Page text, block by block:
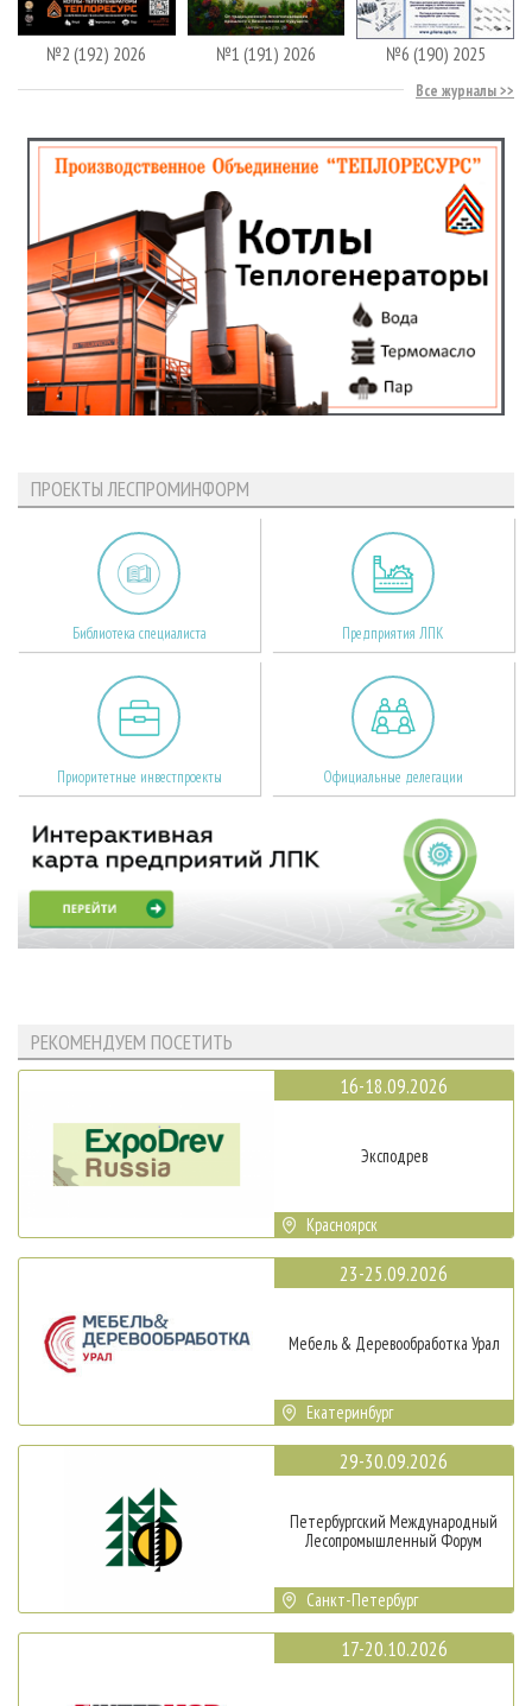
№2 (192) 2026 №1 (191) 2026 №6 (190) 2025
Все журналы
ПРОЕКТЫ ЛЕСПРОМИНФОРМ
Библиотека специалиста Предприятия ЛПК
Приоритетные инвестпроекты Официальные делегации
РЕКОМЕНДУЕМ ПОСЕТИТЬ
16-18.09.2026
Эксподрев
Красноярск
23-25.09.2026
Мебель & Деревообработка Урал
Екатеринбург
29-30.09.2026
Петербургский Международный
Лесопромышленный Форум
Санкт-Петербург
17-20.10.2026